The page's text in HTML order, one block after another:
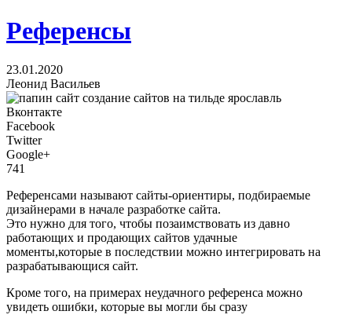
Референсы
23.01.2020
Леонид Васильев
Вконтакте
Facebook
Twitter
Google+
741
Референсами называют сайты-ориентиры, подбираемые
дизайнерами в начале разработке сайта.
Это нужно для того, чтобы позаимствовать из давно
работающих и продающих сайтов удачные
моменты,которые в последствии можно интегрировать на
разрабатывающися сайт.
Кроме того, на примерах неудачного референса можно
увидеть ошибки, которые вы могли бы сразу